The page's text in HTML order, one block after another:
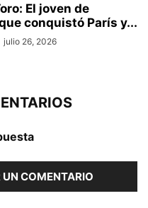
El joven de
conquistó París y...
julio 26, 2026
COMENTARIO